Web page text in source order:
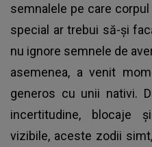
semnalele pe care
special ar trebui să-și
nu ignore semnele de
asemenea, a venit
generos cu unii nativi.
incertitudine, blocaje
vizibile, aceste zodii